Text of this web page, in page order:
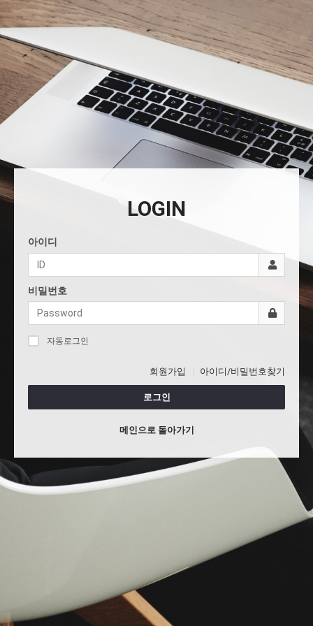
LOGIN
아이디
비밀번호
자동로그인
회원가입 아이디/비밀번호찾기
로그인
메인으로 돌아가기